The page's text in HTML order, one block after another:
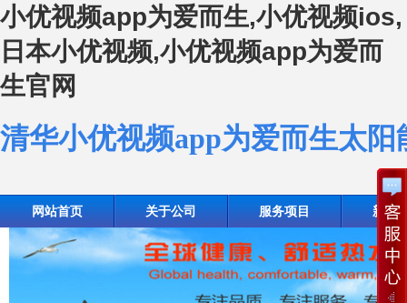
小优视频app为爱而生,小优视频ios,
日本小优视频,小优视频app为爱而
生官网
清华小优视频app为爱而生太阳
网站首页 关于公司 服务项目 新闻